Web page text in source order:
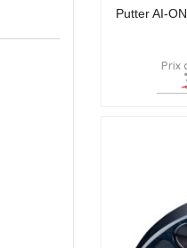
Putter AI-
Prix